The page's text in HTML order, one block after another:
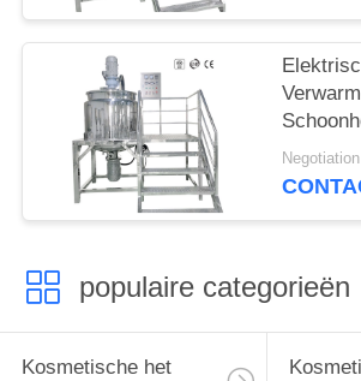
Lotion
Machine
populaire categorieën
Kosmetische het